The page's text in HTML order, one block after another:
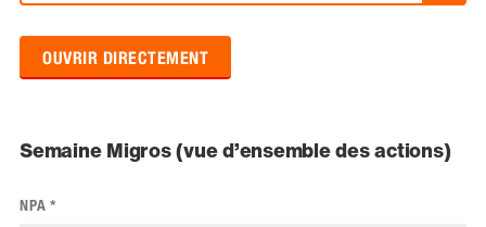
OUVRIR DIRECTEMENT
Semaine Migros (vue d’ensemble des actions)
NPA *